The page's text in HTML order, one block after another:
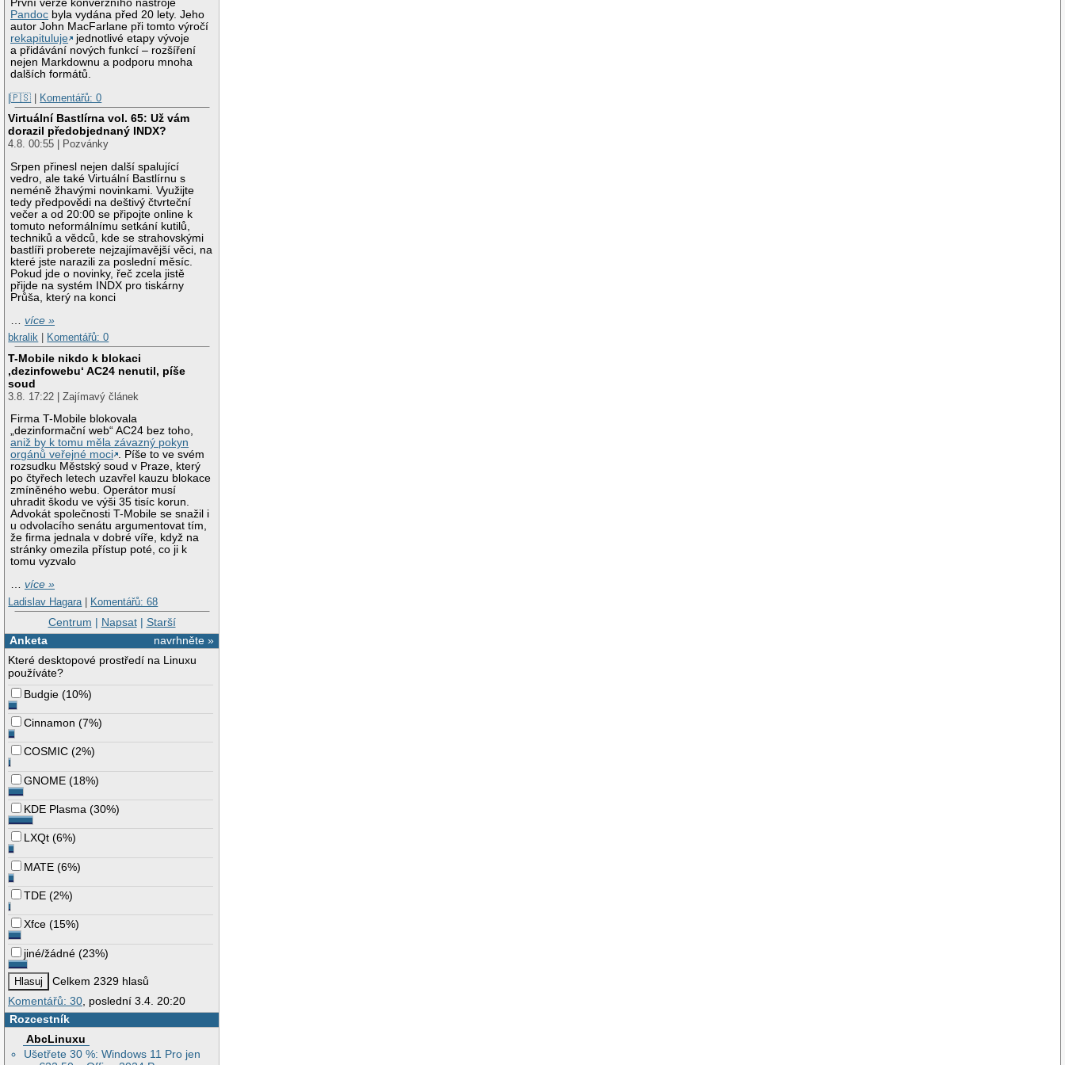
První verze konverzního nástroje
Pandoc byla vydána před 20 lety. Jeho
autor John MacFarlane při tomto výročí
rekapituluje
jednotlivé etapy vývoje
a přidávání nových funkcí – rozšíření
nejen Markdownu a podporu mnoha
dalších formátů.
|🇵🇸 | Komentářů: 0
Virtuální Bastlírna vol. 65: Už vám
dorazil předobjednaný INDX?
4.8. 00:55 | Pozvánky
Srpen přinesl nejen další spalující
vedro, ale také Virtuální Bastlírnu s
neméně žhavými novinkami. Využijte
tedy předpovědi na deštivý čtvrteční
večer a od 20:00 se připojte online k
tomuto neformálnímu setkání kutilů,
techniků a vědců, kde se strahovskými
bastlíři proberete nejzajímavější věci, na
které jste narazili za poslední měsíc.
Pokud jde o novinky, řeč zcela jistě
přijde na systém INDX pro tiskárny
Průša, který na konci
…více »
bkralik
Komentářů: 0
T-Mobile nikdo k blokaci
‚dezinfowebu‘ AC24 nenutil, píše
soud
3.8. 17:22 | Zajímavý článek
Firma T-Mobile blokovala
„dezinformační web“ AC24 bez toho,
aniž by k tomu měla závazný pokyn
orgánů veřejné moci . Píše to ve svém
rozsudku Městský soud v Praze, který
po čtyřech letech uzavřel kauzu blokace
zmíněného webu. Operátor musí
uhradit škodu ve výši 35 tisíc korun.
Advokát společnosti T-Mobile se snažil i
u odvolacího senátu argumentovat tím,
že firma jednala v dobré víře, když na
stránky omezila přístup poté, co ji k
tomu vyzvalo
…více »
Ladislav Hagara | Komentářů: 68
Centrum | Napsat| Starší
navrhněte »
Anketa
Které desktopové prostředí na Linuxu
používáte?
Budgie (10%)
Cinnamon (7%)
COSMIC (2%)
GNOME (18%)
KDE Plasma (30%)
LXQt (6%)
MATE (6%)
TDE (2%)
Xfce (15%)
jiné/žádné (23%)
Celkem 2329 hlasů
Komentářů: 30, poslední 3.4. 20:20
Rozcestník
AbcLinuxu
Ušetřete 30 %: Windows 11 Pro jen